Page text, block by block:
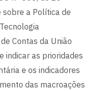
a Política de
Contas da União
indicar as prioridades
e os indicadores
das macroações